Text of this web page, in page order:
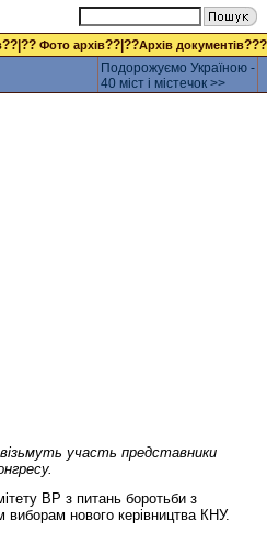
??|?? Фото архів??|??Архів документів???
Подорожуємо Україною -
40 міст і містечок >>
візьмуть участь представники
ВР з питань боротьби з
нового керівництва КНУ.